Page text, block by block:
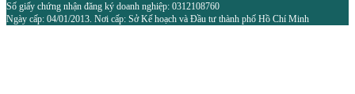
Số giấy chứng nhận đăng ký doanh nghiệp: 0312108760
Ngày cấp: 04/01/2013. Nơi cấp: Sở Kế hoạch và Đầu tư thành phố Hồ Chí Minh